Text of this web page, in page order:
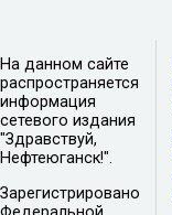
На данном сайте
распространяется
информация
сетевого издания
"Здравствуй,
Нефтеюганск!".
Зарегистрировано